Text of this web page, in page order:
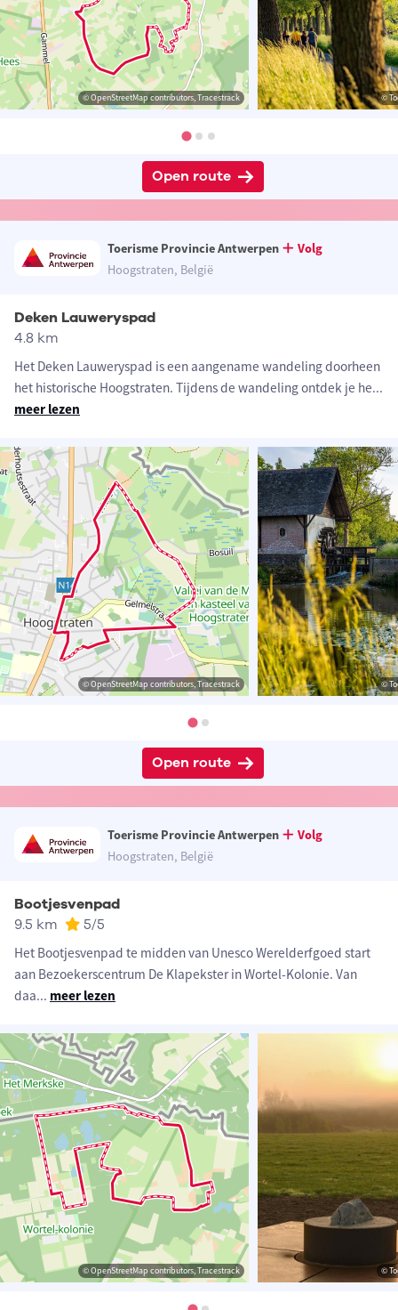
© OpenStreetMap contributors, Tracestrack ©
Open route
Toerisme Provincie Antwerpen
Volg
Hoogstraten, België
Deken Lauweryspad
4.8 km
Het Deken Lauweryspad is een aangename wandeling doorheen
het historische Hoogstraten. Tijdens de wandeling ontdek je he...
meer lezen
© OpenStreetMap contributors, Tracestrack ©
Open route
Toerisme Provincie Antwerpen
Volg
Hoogstraten, België
Bootjesvenpad
9.5 km 5/5
Het Bootjesvenpad te midden van Unesco Werelderfgoed start
aan Bezoekerscentrum De Klapekster in Wortel-Kolonie. Van
daa... meer lezen
© OpenStreetMap contributors, Tracestrack ©